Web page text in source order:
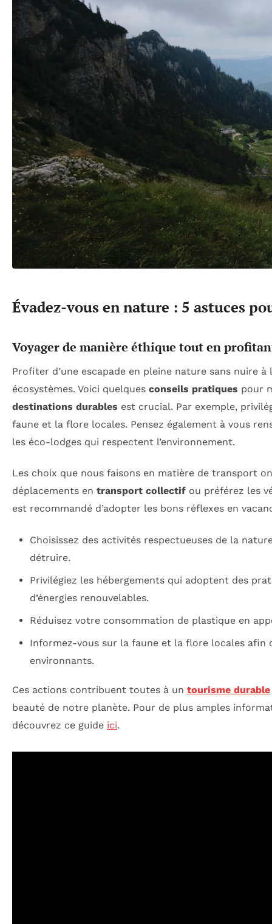
Évadez-vous en nature : 5 astuces
Voyager de manière éthique tout en
Profiter d’une escapade en pleine nature sans nuire
écosystèmes. Voici quelques conseils pratiques pour
destinations durables est crucial. Par exemple,
faune et la flore locales. Pensez également à vous
les éco-lodges qui respectent l’environnement.
Les choix que nous faisons en matière de transport
déplacements en transport collectif ou préférez les
est recommandé d’adopter les bons réflexes en
Choisissez des activités respectueuses de la
détruire.
Privilégiez les hébergements qui adoptent des
d’énergies renouvelables.
Réduisez votre consommation de plastique en
Informez-vous sur la faune et la flore locales
environnants.
Ces actions contribuent toutes à un tourisme durable
beauté de notre planète. Pour de plus amples
découvrez ce guide ici.